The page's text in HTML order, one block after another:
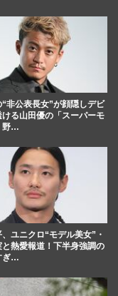
品から選ばれた栄
推…
2026/8/4
レトロ感」満載ホ
化”で「時代が終わ
大…
』PRが高視聴率
い？」心配され
の衝撃…
非公表長女”が顔隠しデビ
ける山田優の「スーパーモ
野…
ユニクロ“モデル美女”・
熱愛報道！下半身強調の
ぎ…